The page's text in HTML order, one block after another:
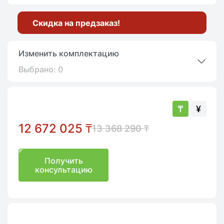
Скидка на предзаказ!
Изменить комплектацию
Выбрано: 0
₸ ¥
12 672 025 ₸13 368 290 ₸
Получить
консультацию